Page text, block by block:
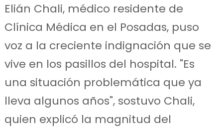
Elián Chali, médico residente de
Clínica Médica en el Posadas, puso
voz a la creciente indignación que se
vive en los pasillos del hospital. "Es
una situación problemática que ya
lleva algunos años", sostuvo Chali,
quien explicó la magnitud del